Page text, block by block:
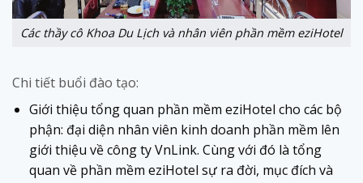
Các thầy cô Khoa Du Lịch và nhân viên phần mềm eziHotel
Chi tiết buổi đào tạo:
Giới thiệu tổng quan phần mềm eziHotel cho các bộ
phận: đại diện nhân viên kinh doanh phần mềm lên
giới thiệu về công ty VnLink. Cùng với đó là tổng
quan về phần mềm eziHotel sự ra đời, mục đích và